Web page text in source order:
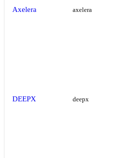
Axelera axelera
DEEPX deepx